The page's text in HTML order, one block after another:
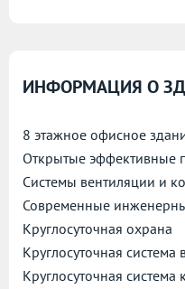
ИНФОРМАЦИЯ О
8 этажное офисное
Открытые эффективные
Системы вентиляции и
Современные
Круглосуточная охрана
Круглосуточная
Круглосуточная